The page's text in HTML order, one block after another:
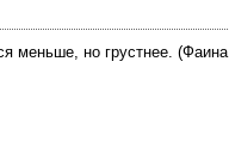
меньше, но грустнее. (Фаина